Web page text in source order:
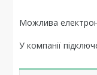
У компанії